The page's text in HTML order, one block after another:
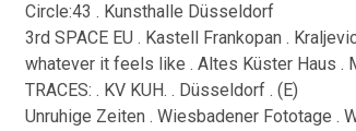
Circle:43 . Kunsthalle Düsseldorf
3rd SPACE EU . Kastell Frankopan .
whatever it feels like . Altes Küster Haus .
TRACES: . KV KUH. . Düsseldorf . (E)
Unruhige Zeiten . Wiesbadener Fototage .